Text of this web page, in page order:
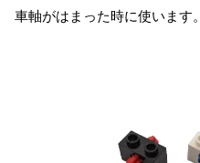
車軸がはまった時に使います。